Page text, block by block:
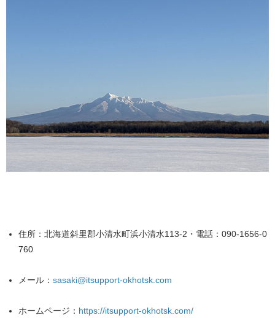
住所：北海道斜里郡小清水町浜小清水113-2・電話：090-1656-0
760
メール： sasaki@itsupport-okhotsk.com
ホームページ： https://itsupport-okhotsk.com/